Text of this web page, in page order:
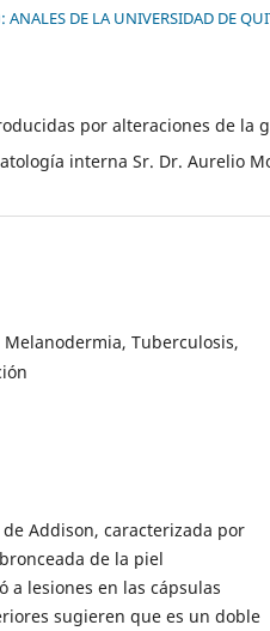
DE LA UNIVERSIDAD DE
por alteraciones de la
interna Sr. Dr. Aurelio
Tuberculosis,
Addison, caracterizada por
de la piel
lesiones en las cápsulas
sugieren que es un doble